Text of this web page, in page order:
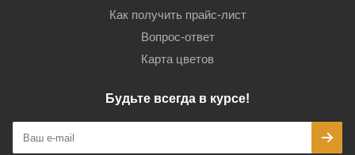
Как получить прайс-лист
Вопрос-ответ
Карта цветов
Будьте всегда в курсе!